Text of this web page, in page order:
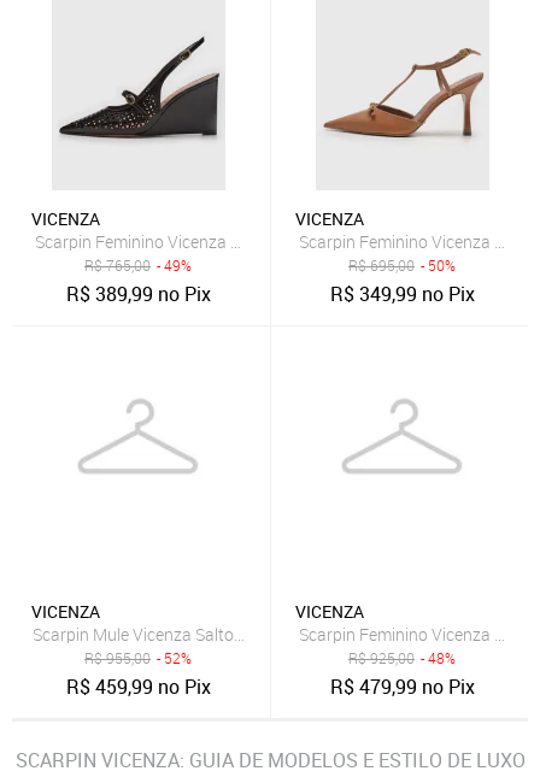
VICENZA
Scarpin Feminino Vicenza Vazado Preto
R$765,00 - 49%
R$389,99 no Pix
VICENZA
Scarpin Feminino Vicenza Salto
R$695,00 - 50%
R$349,99 no Pix
VICENZA
Scarpin Mule Vicenza Salto Grosso Preto
R$955,00 - 52%
R$459,99 no Pix
VICENZA
Scarpin Feminino Vicenza
R$925,00 - 48%
R$479,99 no Pix
SCARPIN VICENZA: GUIA DE MODELOS E ESTILO DE LUXO